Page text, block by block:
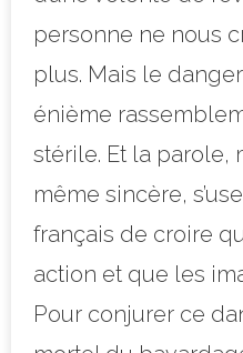
personne ne nous
plus. Mais le
énième
stérile. Et la parole,
même sincère,
français de croire
action et que les
Pour conjurer ce